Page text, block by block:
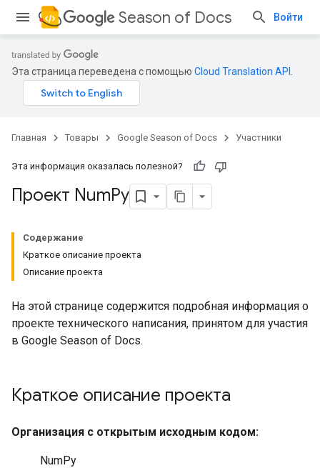
Season of Docs Войти
Эта страница переведена с помощью Cloud Translation API
Главная Товары Google Season of Docs Участники
Эта информация оказалась полезной?
Проект NumPy
Содержание
Краткое описание проекта
Описание проекта
На этой странице содержится подробная информация о
проекте технического написания, принятом для участия
в Google Season of Docs.
Краткое описание проекта
Организация с открытым исходным кодом:
NumPy